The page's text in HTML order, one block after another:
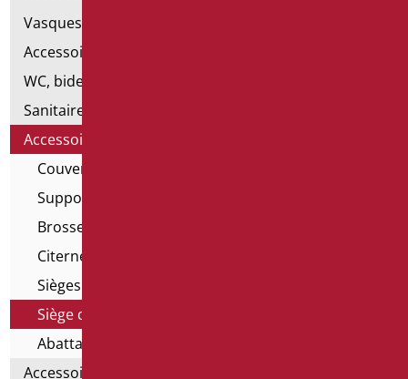
Vasques
Accessoires pour lavabo
WC, bidet et pack WC
Sanitaires spéciaux
Accessoires pour cuvette
Couvercles de bord de toilette ouverts
Supports pour WC suspendus
Brosses de toilette
Citernes à déchets
Sièges de toilettes surélevés
Siège de WC avec ouverture
Abattants de toilettes
Accessoires pour la salle de bain